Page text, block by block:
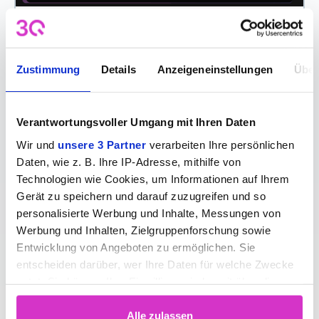
Zustimmung Details Anzeigeneinstellungen
Verantwortungsvoller Umgang mit Ihren Daten
Wir und unsere 3 Partner verarbeiten Ihre persönlichen
Daten, wie z. B. Ihre IP-Adresse, mithilfe von
Technologien wie Cookies, um Informationen auf Ihrem
Gerät zu speichern und darauf zuzugreifen und so
personalisierte Werbung und Inhalte, Messungen von
Werbung und Inhalten, Zielgruppenforschung sowie
Entwicklung von Angeboten zu ermöglichen. Sie
entscheiden darüber, wer Ihre Daten für welche Zwecke
Cookie-Erklärung oder durch Klicken auf das Privacy
Trigger Symbol ändern oder widerrufen
Alle zulassen
Das 3Q Videoplayer-Update, das spürbar
mehr liefert
Videoinfrastruktur